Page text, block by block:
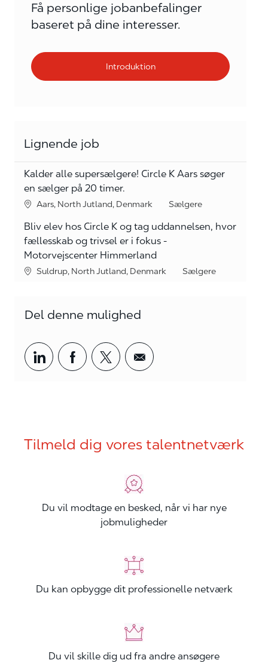
Få personlige jobanbefalinger
baseret på dine interesser.
Introduktion
Lignende job
Kalder alle supersælgere! Circle K Aars søger
en sælger på 20 timer.
Lokation
Aars, North Jutland, Denmark kategori
Sælgere
Bliv elev hos Circle K og tag uddannelsen, hvor
fællesskab og trivsel er i fokus -
Motorvejscenter Himmerland
Lokation
Suldrup, North Jutland, Denmark kategori
Sælgere
Del denne mulighed
Del via LinkedIn
Del via Facebook
Del via twitter
Del via mail
Tilmeld dig vores talentnetværk
Du vil modtage en besked, når vi har nye
jobmuligheder
Du kan opbygge dit professionelle netværk
Du vil skille dig ud fra andre ansøgere